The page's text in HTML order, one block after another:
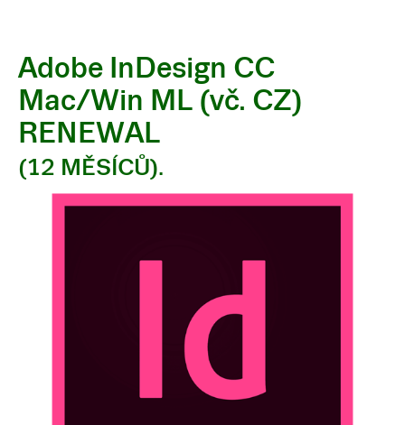
Adobe InDesign CC
Mac/Win ML (vč. CZ)
RENEWAL
(12 MĚSÍCŮ).